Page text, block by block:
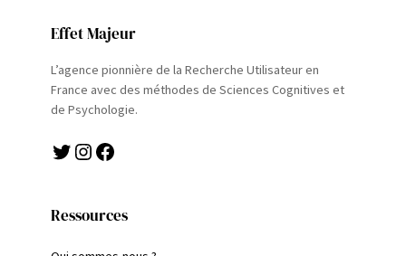
Effet Majeur
L’agence pionnière de la Recherche Utilisateur en
France avec des méthodes de Sciences Cognitives et
de Psychologie.
Twitter Instagram Facebook
Ressources